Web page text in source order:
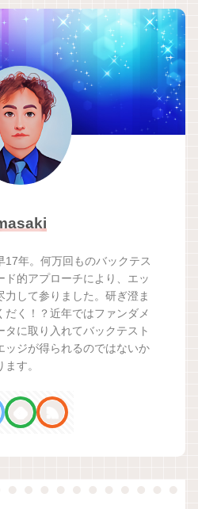
17年。何万回ものバックテス
ド的アプローチにより、エッ
力して参りました。研ぎ澄ま
だく！？近年ではファンダメ
タに取り入れてバックテスト
ッジが得られるのではないか
す。